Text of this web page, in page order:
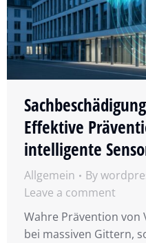
Effektive
intelligente
Allgemein By
Leave a comment
Wahre Prävention
bei massiven Gittern,